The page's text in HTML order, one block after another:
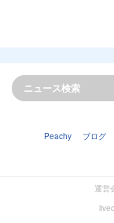
Peachy ブログ
運営